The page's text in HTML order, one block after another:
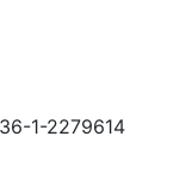
1-2279614